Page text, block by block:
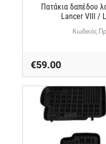
Πατάκια δαπέδου
Lancer VIII /
Κωδικός
€59.00